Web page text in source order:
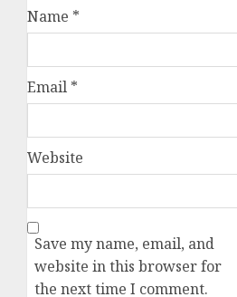
Name *
Email *
Website
Save my name, email, and
website in this browser for
the next time I comment.